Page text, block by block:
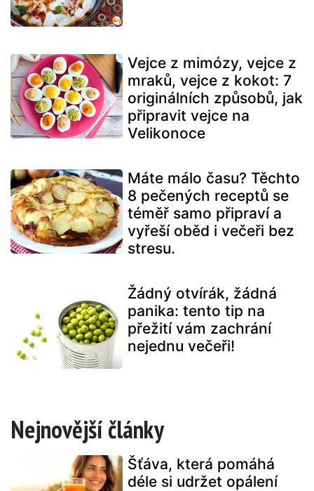
Vejce z mimózy, vejce z
mraků, vejce z kokot: 7
originálních způsobů, jak
připravit vejce na
Velikonoce
Máte málo času? Těchto
8 pečených receptů se
téměř samo připraví a
vyřeší oběd i večeři bez
stresu.
Žádný otvírák, žádná
panika: tento tip na
přežití vám zachrání
nejednu večeři!
Nejnovější články
Šťáva, která pomáhá
déle si udržet opálení